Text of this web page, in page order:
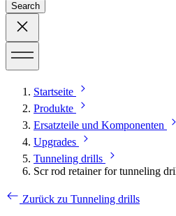
Search
Startseite
Produkte
Ersatzteile und Komponenten
Upgrades
Tunneling drills
Scr rod retainer for tunneling
Zurück zu Tunneling drills